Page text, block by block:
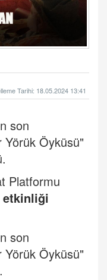
Tarihi: 18.05.2024 13:41
son
Yörük Öyküsü"
Platformu
etkinliği
son
Yörük Öyküsü"